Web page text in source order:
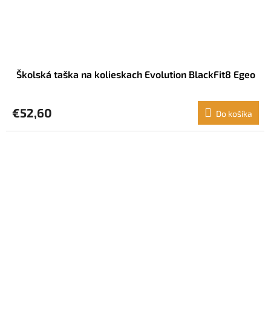
Školská taška na kolieskach Evolution BlackFit8 Egeo
€52,60 Do košíka